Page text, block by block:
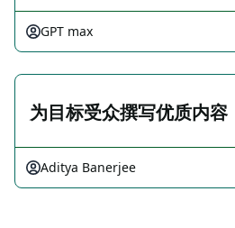
GPT max
为目标受众撰写优质内容
Aditya Banerjee